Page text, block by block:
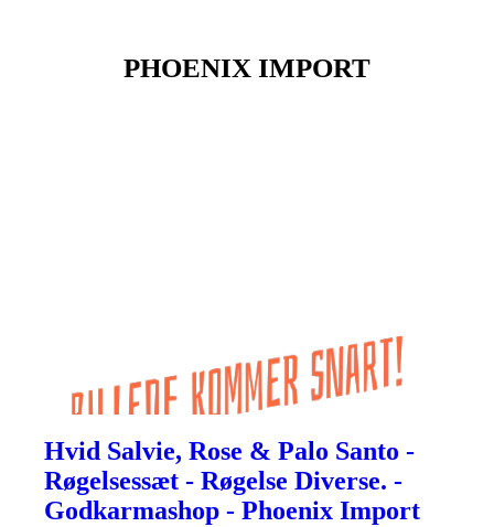
PHOENIX IMPORT
Hvid Salvie, Rose & Palo Santo -
Røgelsessæt - Røgelse Diverse. -
Godkarmashop - Phoenix Import